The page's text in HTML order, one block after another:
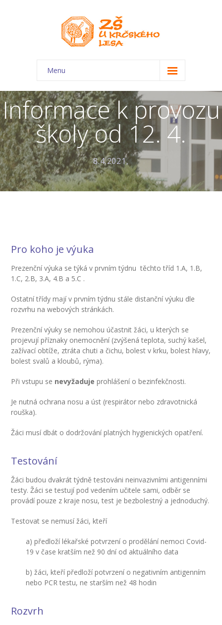
Menu
O škole
-- Charakteristika školy
-- Plán školního roku
-- Dokumenty
-- Kontakty
Pedagogický sbor
-- Vedení školy
-- Třídní učitelé
-- Vychovatelé
-- Školní poradenské pracoviště
---- Výchovný poradce
---- Speciální pedagog
---- Koordinátor vzdělávání cizinců
Prvnáčci
-- Co škola nabízí
-- Odklad
-- První školní dny
Informace k provozu
školy od 12. 4.
8.4.2021,
Pro koho je výuka
Prezenční výuka se týká v prvním týdnu těchto tříd 1.A, 1.B,
1.C, 2.B, 3.A, 4.B a 5.C .
Ostatní třídy mají v prvním týdnu stále distanční výuku dle
rozvrhu na webových stránkách.
Prezenční výuky se nemohou účastnit žáci, u kterých se
projevují příznaky onemocnění (zvýšená teplota, suchý kašel,
zažívací obtíže, ztráta chuti a čichu, bolest v krku, bolest hlavy,
bolest svalů a kloubů, rýma).
Při vstupu se nevyžaduje prohlášení o bezinfekčnosti.
Je nutná ochrana nosu a úst (respirátor nebo zdravotnická
rouška).
Žáci musí dbát o dodržování platných hygienických opatření.
Testování
Žáci budou dvakrát týdně testováni neinvazivními antigenními
testy. Žáci se testují pod vedením učitele sami, odběr se
provádí pouze z kraje nosu, test je bezbolestný a jednoduchý.
Testovat se nemusí žáci, kteří
a) předloží lékařské potvrzení o prodělání nemoci Covid-
19 v čase kratším než 90 dní od aktuálního data
b) žáci, kteří předloží potvrzení o negativním antigenním
nebo PCR testu, ne starším než 48 hodin
Rozvrh